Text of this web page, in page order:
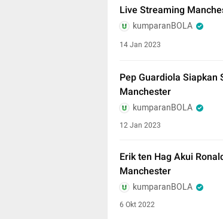
Live Streaming
kumparanBOLA
14 Jan 2023
Pep Guardiola Siapkan
Manchester
kumparanBOLA
12 Jan 2023
Erik ten Hag Akui
Manchester
kumparanBOLA
6 Okt 2022